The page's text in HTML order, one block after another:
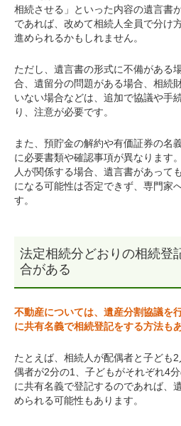
相続させる」といった内容の遺言書
であれば、改めて相続人全員で分け
進められるかもしれません。
ただし、遺言書の形式に不備がある
合、遺留分の問題がある場合、相続
いない場合などは、追加で協議や手
り、注意が必要です。
また、預貯金の解約や有価証券の名
に必要書類や確認事項が異なります
人が関係する場合、遺言書があって
になる可能性は否定できず、専門家
す。
法定相続分どおりの相続登
合がある
不動産については、遺産分割協議を
に共有名義で相続登記をする方法も
たとえば、相続人が配偶者と子ども
偶者が2分の1、子どもがそれぞれ4
に共有名義で登記するのであれば、
められる可能性もあります。